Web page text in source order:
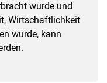
wurde und
Wirtschaftlichkeit
wurde, kann